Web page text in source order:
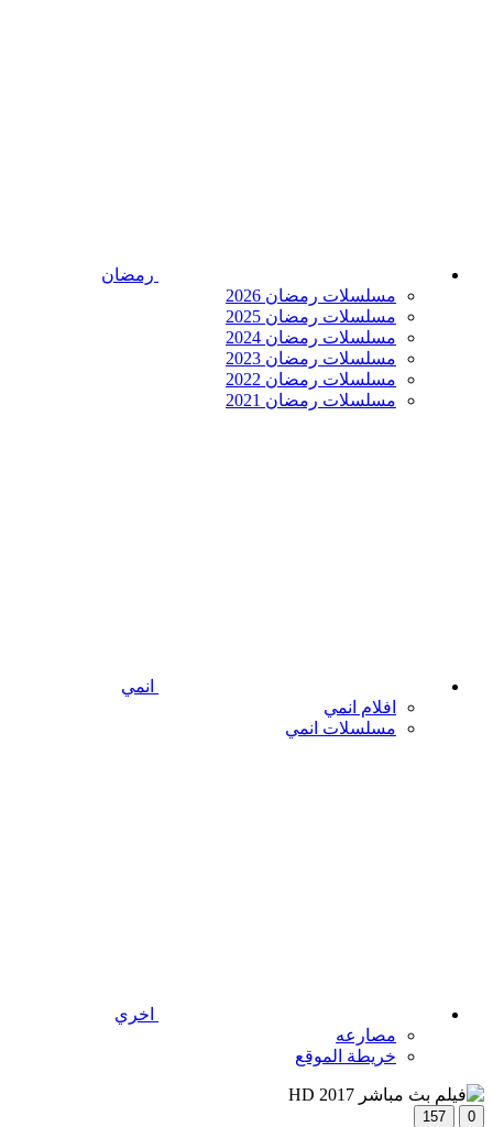
رمضان
مسلسلات رمضان 2026
مسلسلات رمضان 2025
مسلسلات رمضان 2024
مسلسلات رمضان 2023
مسلسلات رمضان 2022
مسلسلات رمضان 2021
انمي
افلام انمي
مسلسلات انمي
اخري
مصارعه
خريطة الموقع
0
157